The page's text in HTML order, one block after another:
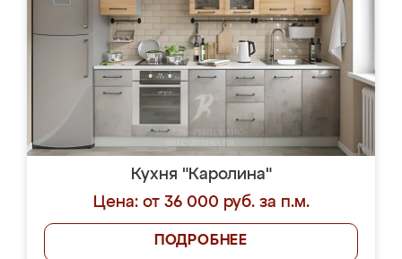
Кухня "Каролина"
Цена: от 36 000 руб. за п.м.
ПОДРОБНЕЕ